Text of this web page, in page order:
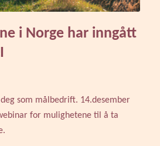
i Norge har inngått
som målbedrift. 14.desember
for mulighetene til å ta